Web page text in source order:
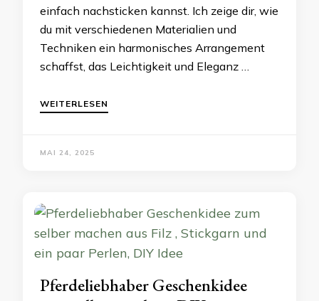
einfach nachsticken kannst. Ich zeige dir, wie
du mit verschiedenen Materialien und
Techniken ein harmonisches Arrangement
schaffst, das Leichtigkeit und Eleganz …
WEITERLESEN
MAI 24, 2025
Pferdeliebhaber Geschenkidee